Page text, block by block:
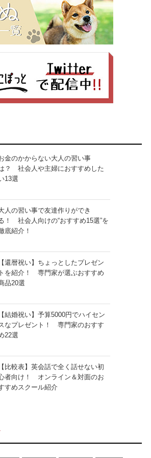
金のかからない大人の習い事
？ 社会人や主婦におすすめした
13選
人の習い事で友達作りができ
！ 社会人向けの“おすすめ15選”を
底紹介！
【還暦祝い】ちょっとしたプレゼン
トを紹介！ 専門家が選ぶおすすめ
品20選
【結婚祝い】予算5000円でハイセン
なプレゼント！ 専門家のおすす
22選
【比較表】英会話で全く話せない初
者向け！ オンライン＆対面のお
すめスクール紹介